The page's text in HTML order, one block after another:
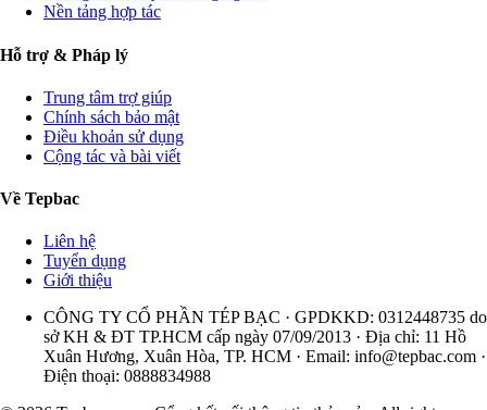
Nền tảng hợp tác
Hỗ trợ & Pháp lý
Trung tâm trợ giúp
Chính sách bảo mật
Điều khoản sử dụng
Cộng tác và bài viết
Về Tepbac
Liên hệ
Tuyển dụng
Giới thiệu
CÔNG TY CỔ PHẦN TÉP BẠC · GPDKKD: 0312448735 do
sở KH & ĐT TP.HCM cấp ngày 07/09/2013 · Địa chỉ: 11 Hồ
Xuân Hương, Xuân Hòa, TP. HCM · Email: info@tepbac.com ·
Điện thoại: 0888834988